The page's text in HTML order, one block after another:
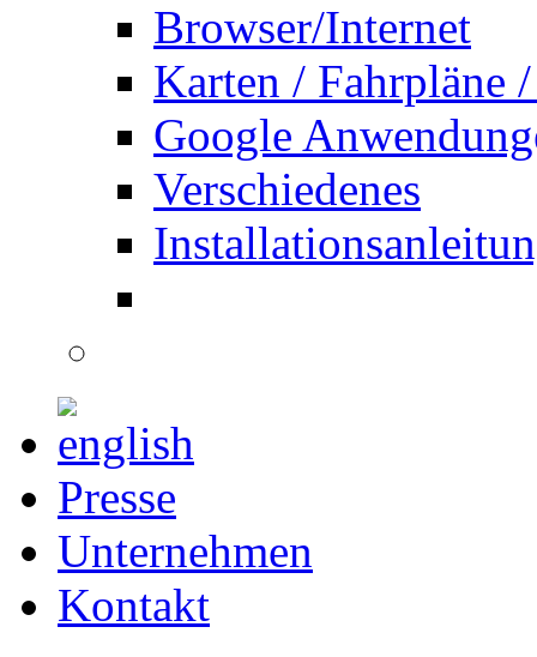
Browser/Internet
Karten / Fahrpläne
Google
Verschiedenes
Presse
Unternehmen
Kontakt